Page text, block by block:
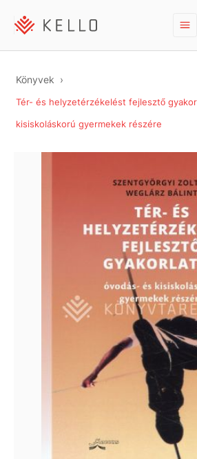
Könyvek
Tér- és helyzetérzékelést fejlesztő
kisiskoláskorú gyermekek részére